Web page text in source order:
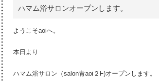
ハマム浴サロンオープンします。
ようこそaoiへ。
本日より
ハマム浴サロン（salon青aoi２F)オープンします。